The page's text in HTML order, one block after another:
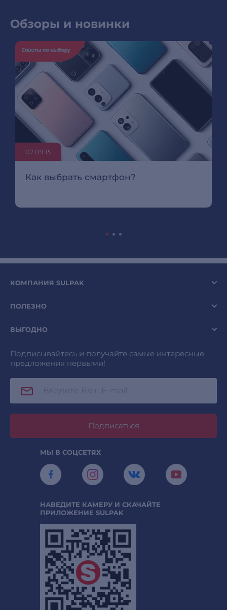
Обзоры и новинки
07.09.15
Как выбрать смартфон?
КОМПАНИЯ SULPAK
ПОЛЕЗНО
ВЫГОДНО
Подписывайтесь и получайте самые интересные
предложения первыми!
Подписаться
МЫ В СОЦСЕТЯХ
НАВЕДИТЕ КАМЕРУ И СКАЧАЙТЕ
ПРИЛОЖЕНИЕ SULPAK